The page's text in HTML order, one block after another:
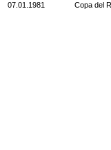
07.01.1981 Copa del